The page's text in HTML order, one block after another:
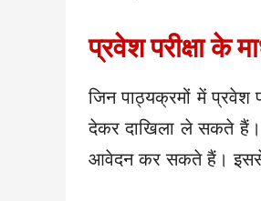
प्रवेश परीक्षा के
जिन पाठ्यक्रमों में प्रवेश
देकर दाखिला ले सकते हैं।
आवेदन कर सकते हैं। इससे